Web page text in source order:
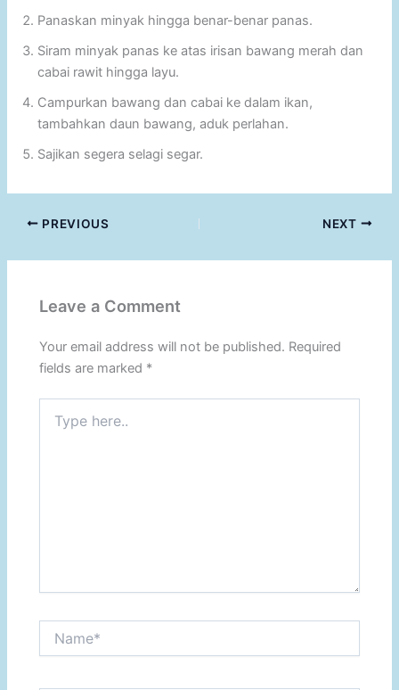
Panaskan minyak hingga benar-benar panas.
Siram minyak panas ke atas irisan bawang merah dan
cabai rawit hingga layu.
Campurkan bawang dan cabai ke dalam ikan,
tambahkan daun bawang, aduk perlahan.
Sajikan segera selagi segar.
PREVIOUS NEXT
Leave a Comment
Your email address will not be published. Required
fields are marked *
here..